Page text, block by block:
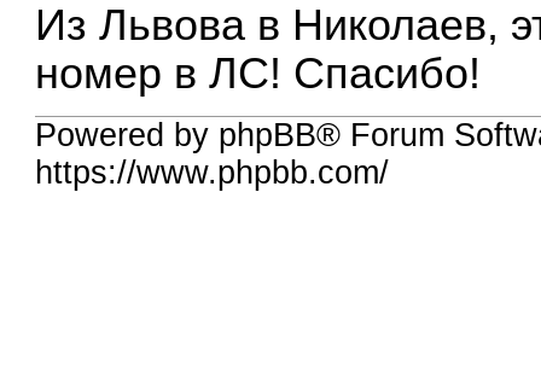
Из Львова в Николаев,
номер в ЛС! Спасибо!
Powered by phpBB® Forum
https://www.phpbb.com/